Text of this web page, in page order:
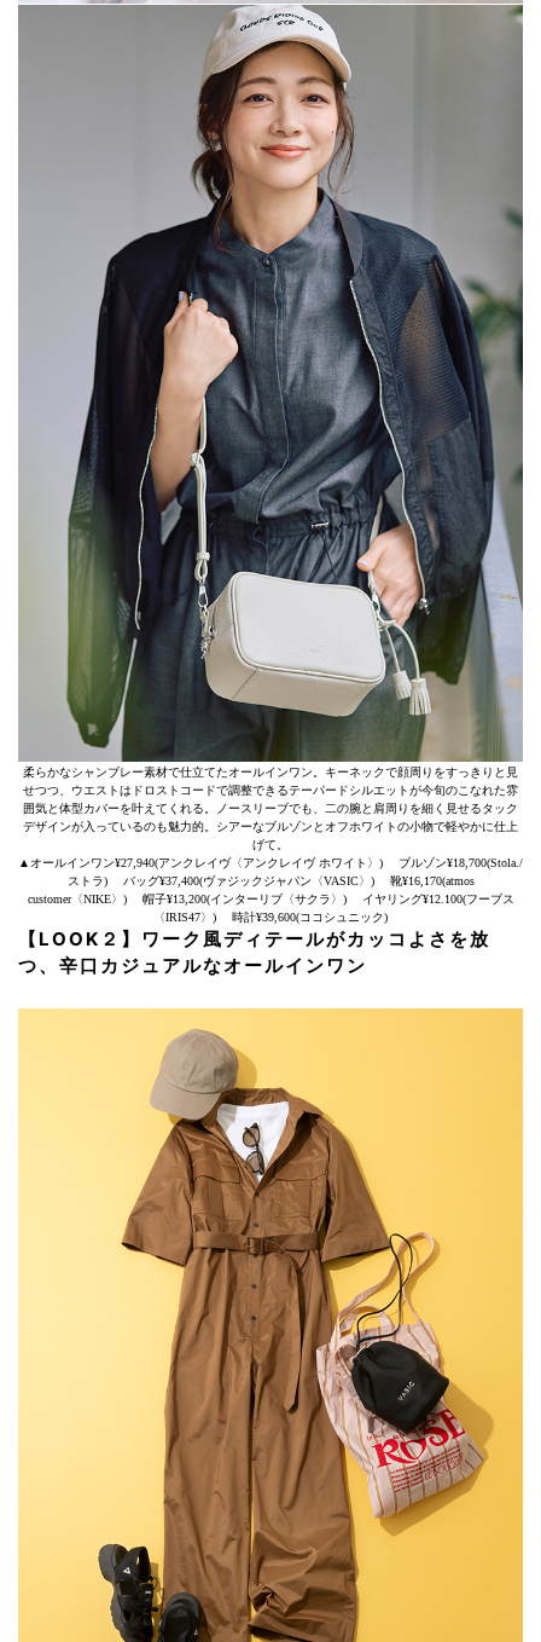
柔らかなシャンブレー素材で仕立てたオールインワン。キーネックで顔周りをすっきりと見
せつつ、ウエストはドロストコードで調整できるテーパードシルエットが今旬のこなれた雰
囲気と体型カバーを叶えてくれる。ノースリーブでも、二の腕と肩周りを細く見せるタック
デザインが入っているのも魅力的。シアーなブルゾンとオフホワイトの小物で軽やかに仕上
げて。
▲オールインワン¥27,940(アンクレイヴ〈アンクレイヴ ホワイト〉) ブルゾン¥18,700(Stola./
ストラ) バッグ¥37,400(ヴァジックジャパン〈VASIC〉) 靴¥16,170(atmos
customer〈NIKE〉) 帽子¥13,200(インターリブ〈サクラ〉) イヤリング¥12.100(フーブス
〈IRIS47〉) 時計¥39,600(ココシュニック)
【LOOK２】ワーク風ディテールがカッコよさを放
つ、辛口カジュアルなオールインワン